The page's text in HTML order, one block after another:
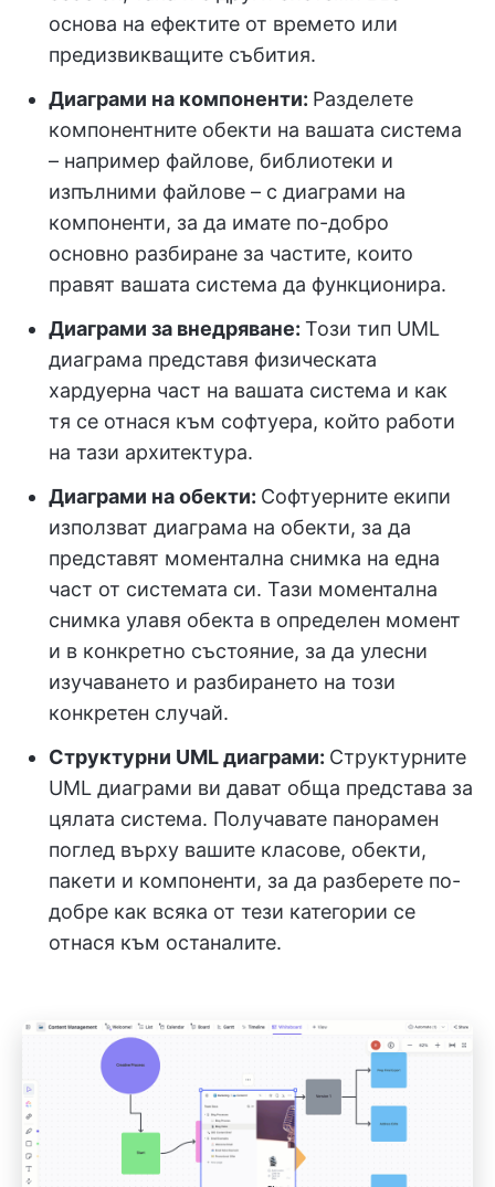
основа на ефектите от времето или
предизвикващите събития.
Диаграми на компоненти: Разделете
компонентните обекти на вашата система
– например файлове, библиотеки и
изпълними файлове – с диаграми на
компоненти, за да имате по-добро
основно разбиране за частите, които
правят вашата система да функционира.
Диаграми за внедряване: Този тип UML
диаграма представя физическата
хардуерна част на вашата система и как
тя се отнася към софтуера, който работи
на тази архитектура.
Диаграми на обекти: Софтуерните екипи
използват диаграма на обекти, за да
представят моментална снимка на една
част от системата си. Тази моментална
снимка улавя обекта в определен момент
и в конкретно състояние, за да улесни
изучаването и разбирането на този
конкретен случай.
Структурни UML диаграми: Структурните
UML диаграми ви дават обща представа за
цялата система. Получавате панорамен
поглед върху вашите класове, обекти,
пакети и компоненти, за да разберете по-
добре как всяка от тези категории се
отнася към останалите.